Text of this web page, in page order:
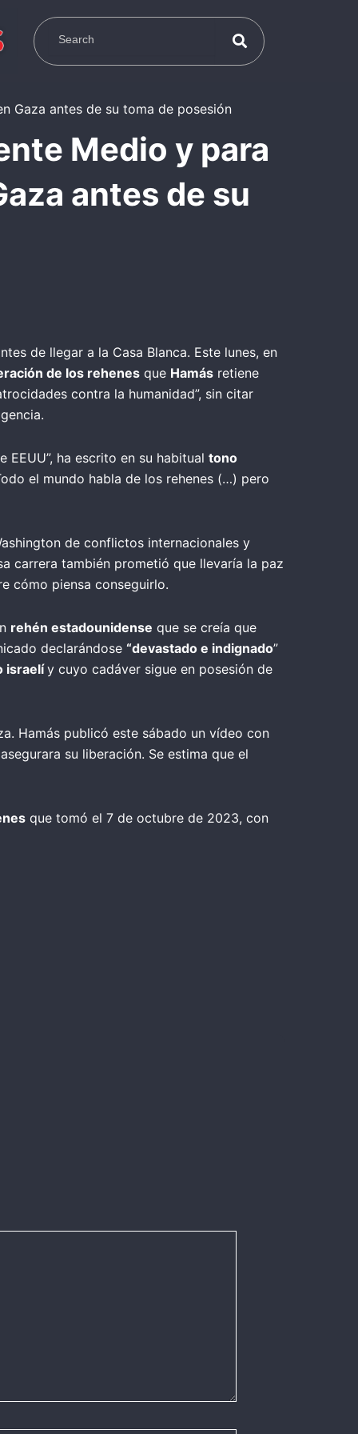
Medio y para
antes de su
de llegar a la Casa Blanca. Este lunes, en
de los rehenes que Hamás retiene
contra la humanidad”, sin citar
ha escrito en su habitual tono
el mundo habla de los rehenes (…) pero
de conflictos internacionales y
carrera también prometió que llevaría la paz
cómo piensa conseguirlo.
rehén estadounidense que se creía que
declarándose “devastado e indignado”
israelíy cuyo cadáver sigue en posesión de
Hamás publicó este sábado un vídeo con
su liberación. Se estima que el
que tomó el 7 de octubre de 2023, con